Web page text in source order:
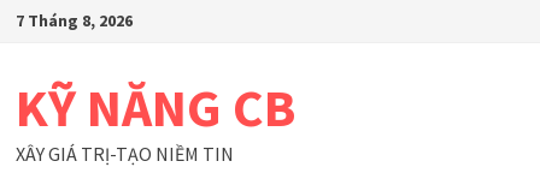
Skip
content
7 Tháng 8, 2026
KỸ NĂNG CB
XÂY GIÁ TRỊ-TẠO NIỀM TIN